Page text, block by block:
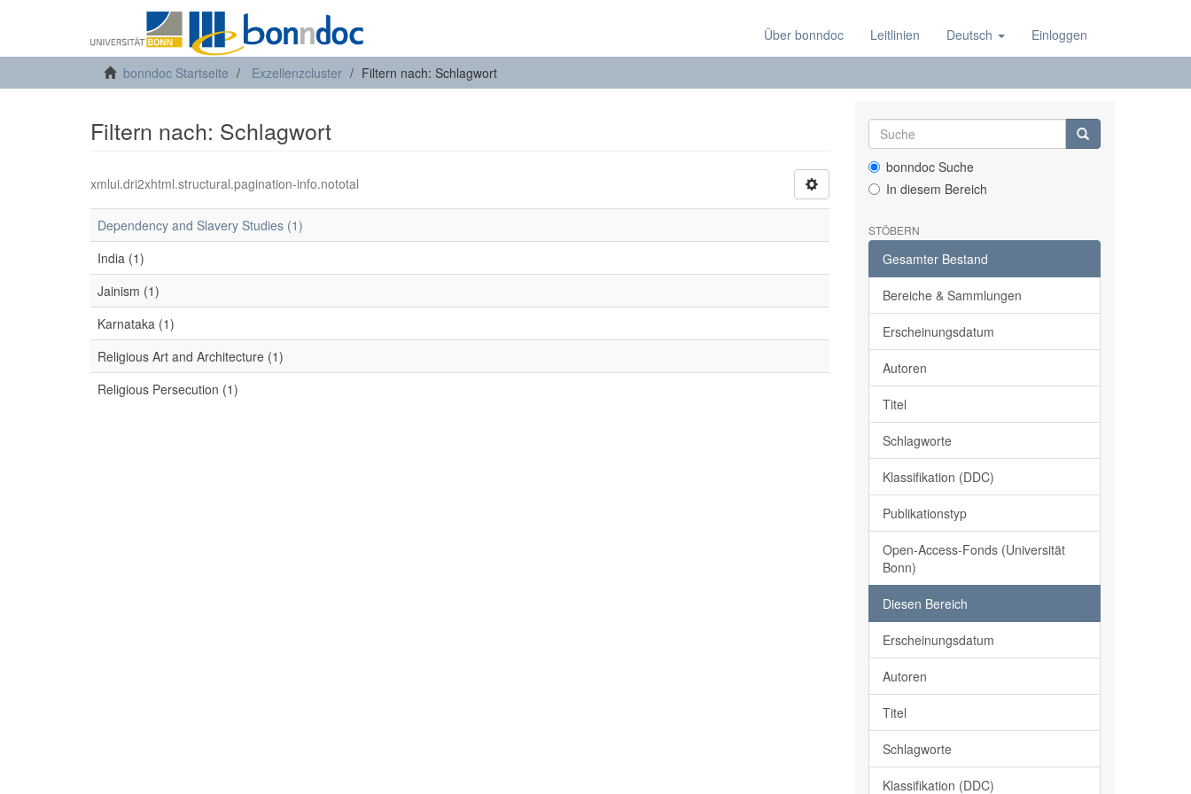
Über bonndoc Leitlinien Deutsch Einloggen
bonndoc Startseite Exzellenzcluster Filtern nach: Schlagwort
Filtern nach: Schlagwort
xmlui.dri2xhtml.structural.pagination-info.nototal
Dependency and Slavery Studies (1)
India (1)
Jainism (1)
Karnataka (1)
Religious Art and Architecture (1)
Religious Persecution (1)
bonndoc Suche
In diesem Bereich
STÖBERN
Gesamter Bestand
Bereiche & Sammlungen
Erscheinungsdatum
Autoren
Titel
Schlagworte
Klassifikation (DDC)
Publikationstyp
Open-Access-Fonds (Universität
Bonn)
Diesen Bereich
Erscheinungsdatum
Autoren
Titel
Schlagworte
Klassifikation (DDC)